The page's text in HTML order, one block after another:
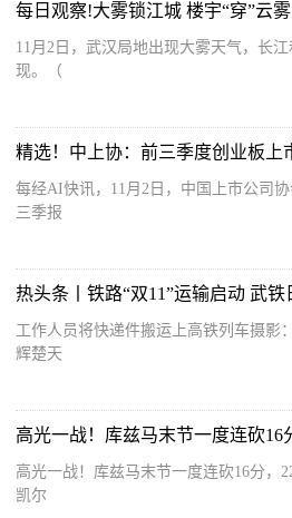
每日观察!大雾锁江城 楼宇“穿”云雾
11月2日，武汉局地出现大雾天气，长
现。（
每经AI快讯，11月2日，中国上市公司
三季报
工作人员将快递件搬运上高铁列车摄影
辉楚天
高光一战！库兹马末节一度连砍16
高光一战！库兹马末节一度连砍16分，
凯尔